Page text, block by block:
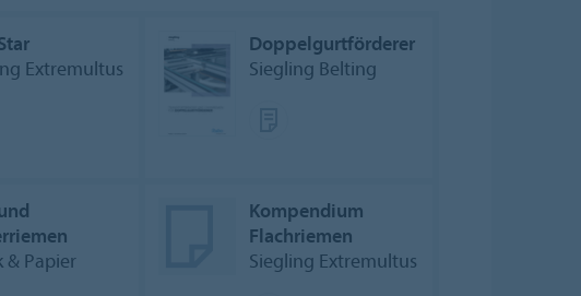
Extremultus
Doppelgurtförderer
Siegling Belting
& Papier
Kompendium
Flachriemen
Siegling Extremultus